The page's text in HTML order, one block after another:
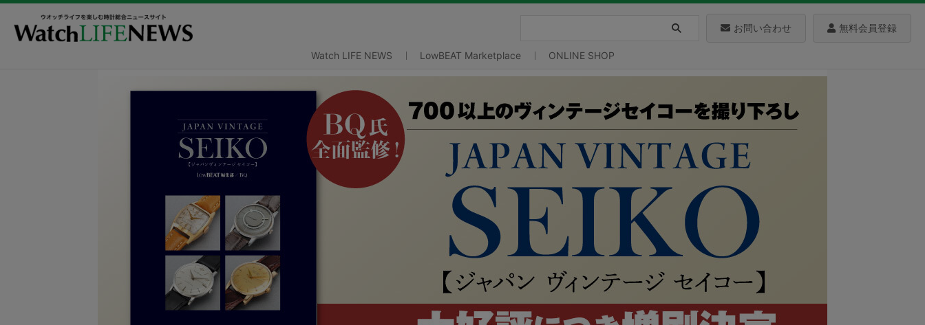
お問い合わせ 無料会員登録
Watch LIFE NEWS LowBEAT Marketplace ONLINE SHOP